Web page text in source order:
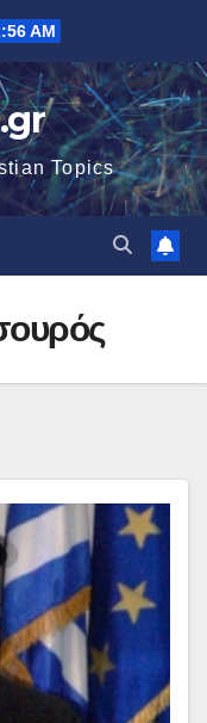
AM
Topics